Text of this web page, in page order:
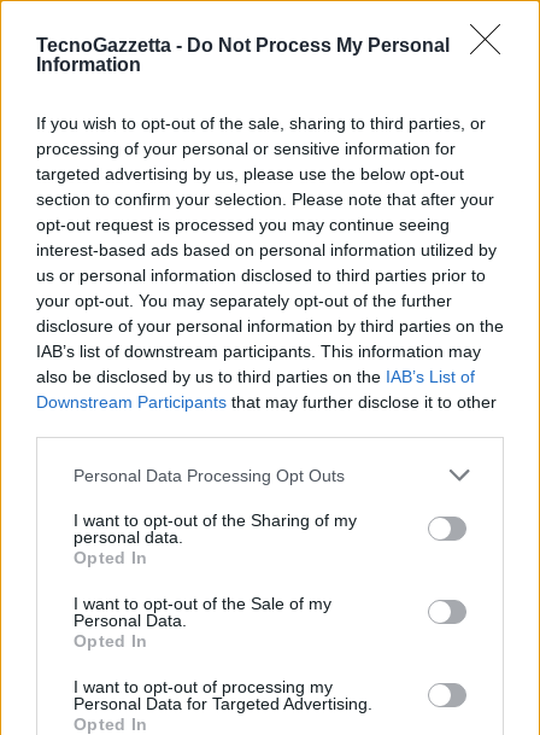
TecnoGazzetta - Do Not Process My Personal
Information
If you wish to opt-out of the sale, sharing to third parties, or
processing of your personal or sensitive information for
targeted advertising by us, please use the below opt-out
section to confirm your selection. Please note that after your
opt-out request is processed you may continue seeing
interest-based ads based on personal information utilized by
us or personal information disclosed to third parties prior to
your opt-out. You may separately opt-out of the further
disclosure of your personal information by third parties on the
IAB’s list of downstream participants. This information may
also be disclosed by us to third parties on the IAB’s List of
Downstream Participants that may further disclose it to other
Personal Data Processing Opt Outs
I want to opt-out of the Sharing of my
personal data.
Opted In
I want to opt-out of the Sale of my
Personal Data.
Opted In
I want to opt-out of processing my
Personal Data for Targeted Advertising.
Opted In
accordo reciproco.
Condividi questo articolo:
E-mail LinkedIn Facebook
Mastodon Telegram WhatsApp
Stampa Altro
Vuoi ricevere gli aggiornamenti delle news di TecnoGazzetta?
Inserisci nome ed indirizzo E-Mail: